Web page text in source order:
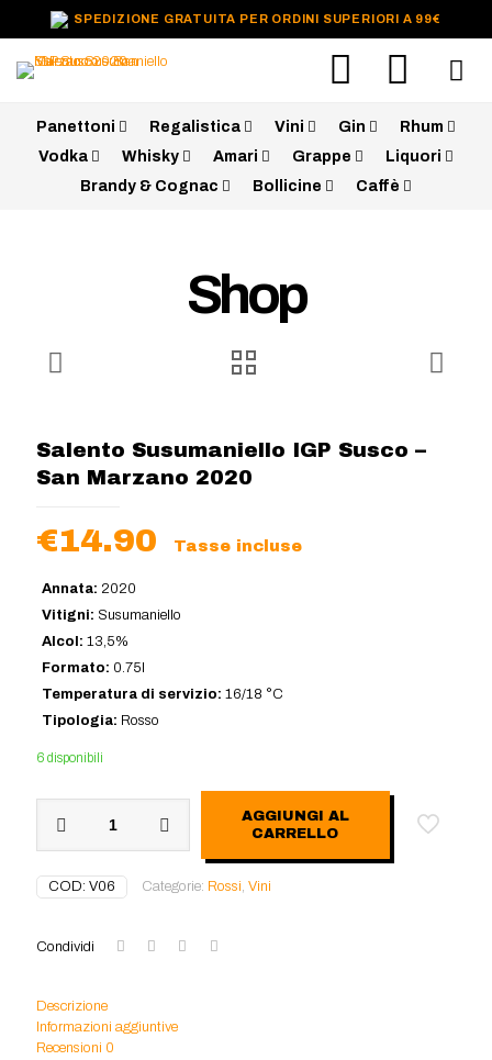
SPEDIZIONE GRATUITA PER ORDINI SUPERIORI A 99€
Panettoni Regalistica Vini Gin
Rhum
Vodka
Whisky Amari Grappe
Liquori
Brandy & Cognac
Bollicine Caffè
Shop
Salento Susumaniello IGP Susco –
San Marzano 2020
€14.90 Tasse incluse
Annata: 2020
Vitigni: Susumaniello
Alcol: 13,5%
Formato: 0.75l
Temperatura di servizio: 16/18 °C
Tipologia: Rosso
6 disponibili
Susumaniello
IGP
2020
AGGIUNGI AL
CARRELLO
COD: V06 Categorie: Rossi, Vini
Condividi
Descrizione
Informazioni aggiuntive
Recensioni 0